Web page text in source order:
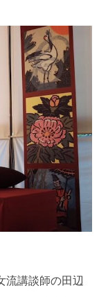
流講談師の田辺